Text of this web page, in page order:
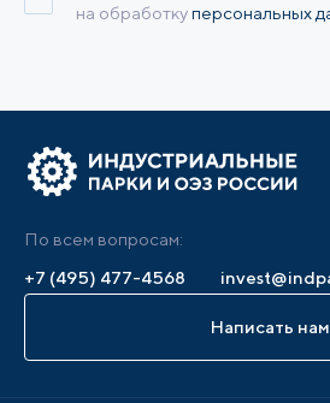
на обработкуперсональных
По всем вопросам:
+7 (495) 477-4568
Написать нам